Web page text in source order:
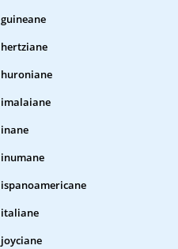
guineane
hertziane
huroniane
imalaiane
inane
inumane
ispanoamericane
italiane
joyciane